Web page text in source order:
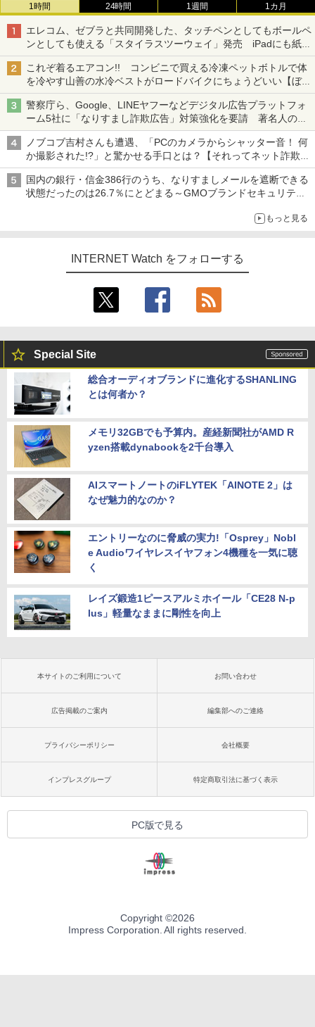
1時間 24時間 1週間 1カ月
エレコム、ゼブラと共同開発した、タッチペンとしてもボールペ
ンとしても使える「スタイラスツーウェイ」発売 iPadにも紙に
も、持ち替えずに書き込める
これぞ着るエアコン!! コンビニで買える冷凍ペットボトルで体
を冷やす山善の水冷ベストがロードバイクにちょうどいい【ぼっ
ち・ざ・ろーど！その14】【空いた時間でなにしてる？】
警察庁ら、Google、LINEヤフーなどデジタル広告プラットフォ
ーム5社に「なりすまし詐欺広告」対策強化を要請 著名人の写
真や映像を使った投資詐欺などへの対策として
ノブコブ吉村さんも遭遇、「PCのカメラからシャッター音！ 何
か撮影された!?」と驚かせる手口とは？【それってネット詐欺で
すよ！】
国内の銀行・信金386行のうち、なりすましメールを遮断できる
状態だったのは26.7％にとどまる～GMOブランドセキュリティ
もっと見る
INTERNET Watch をフォローする
Special Site
総合オーディオブランドに進化するSHANLING
とは何者か？
メモリ32GBでも予算内。産経新聞社がAMD R
yzen搭載dynabookを2千台導入
AIスマートノートのiFLYTEK「AINOTE 2」は
なぜ魅力的なのか？
エントリーなのに脅威の実力!「Osprey」Nobl
e Audioワイヤレスイヤフォン4機種を一気に聴
く
レイズ鍛造1ピースアルミホイール「CE28 N-p
lus」軽量なままに剛性を向上
本サイトのご利用について お問い合わせ
広告掲載のご案内 編集部へのご連絡
プライバシーポリシー 会社概要
インプレスグループ 特定商取引法に基づく表示
PC版で見る
Copyright ©2026
Impress Corporation. All rights reserved.